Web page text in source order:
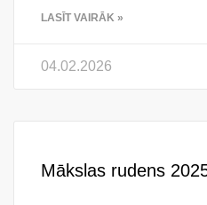
LASĪT VAIRĀK »
04.02.2026
Mākslas rudens